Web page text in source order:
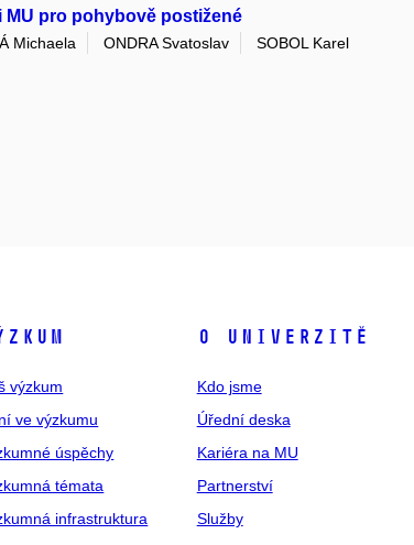
pro pohybově postižené
Michaela ONDRA Svatoslav
SOBOL Karel
výzkum
ve výzkumu
úspěchy
témata
infrastruktura
O univerzitě
Kdo jsme
Úřední deska
Kariéra na MU
Partnerství
Služby